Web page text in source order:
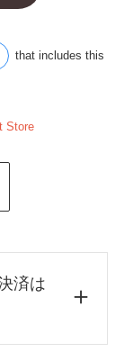
that includes this
Store
済は